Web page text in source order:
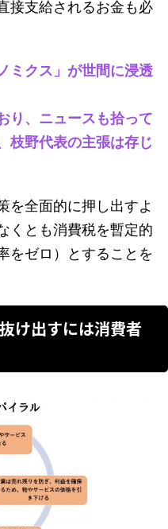
接支給されるお金も必
ミクス」が世間に浸透
り、ニュースも拾って
枝野代表の主張は存じ
を全面的に押し出すよ
くとも消費税を暫定的
をゼロ）とすることを
け出すには消費者